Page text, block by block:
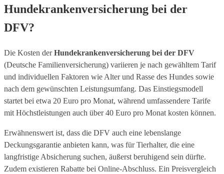
Hundekrankenversicherung bei der
DFV?
Die Kosten derHundekrankenversicherung bei der DFV
(Deutsche Familienversicherung) variieren je nach gewähltem Tarif
und individuellen Faktoren wie Alter und Rasse des Hundes sowie
nach dem gewünschten Leistungsumfang. Das Einstiegsmodell
startet bei etwa 20 Euro pro Monat, während umfassendere Tarife
mit Höchstleistungen auch über 40 Euro pro Monat kosten können.
Erwähnenswert ist, dass die DFV auch eine lebenslange
Deckungsgarantie anbieten kann, was für Tierhalter, die eine
langfristige Absicherung suchen, äußerst beruhigend sein dürfte.
Zudem existieren Rabatte bei Online-Abschluss. Ein Preisvergleich